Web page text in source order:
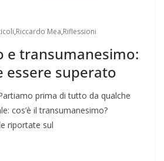
,Riccardo Mea,Riflessioni
e transumanesimo:
essere superato
prima di tutto da qualche
cos’è il transumanesimo?
riportate sul